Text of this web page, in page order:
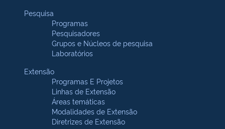
Pesquisa
Programas
Pesquisadores
Grupos e Núcleos de pesquisa
Laboratórios
Extensão
Programas E Projetos
Linhas de Extensão
Áreas temáticas
Modalidades de Extensão
Diretrizes de Extensão